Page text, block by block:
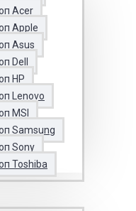
Acer
Apple
Asus
Dell
HP
Lenovo
MSI
Samsung
Sony
Toshiba